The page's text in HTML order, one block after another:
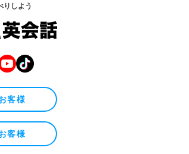
りしよう
客様
客様